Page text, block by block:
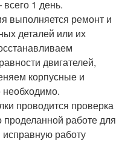
1 день.
выполняется ремонт и
деталей или их
двигателей,
корпусные и
необходимо.
проводится проверка
проделанной работе для
работу